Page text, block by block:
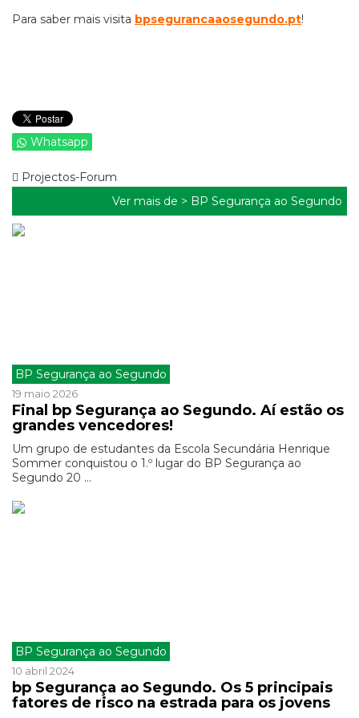
Para saber mais visita bpsegurancaaosegundo.pt!
Whatsapp
Projectos-Forum
Ver mais de > BP Segurança ao Segundo
BP Segurança ao Segundo
19 maio 2026
Final bp Segurança ao Segundo. Aí estão os
grandes vencedores!
Um grupo de estudantes da Escola Secundária Henrique
Sommer conquistou o 1.º lugar do BP Segurança ao
Segundo 20 ...
BP Segurança ao Segundo
10 abril 2024
bp Segurança ao Segundo. Os 5 principais
fatores de risco na estrada para os jovens